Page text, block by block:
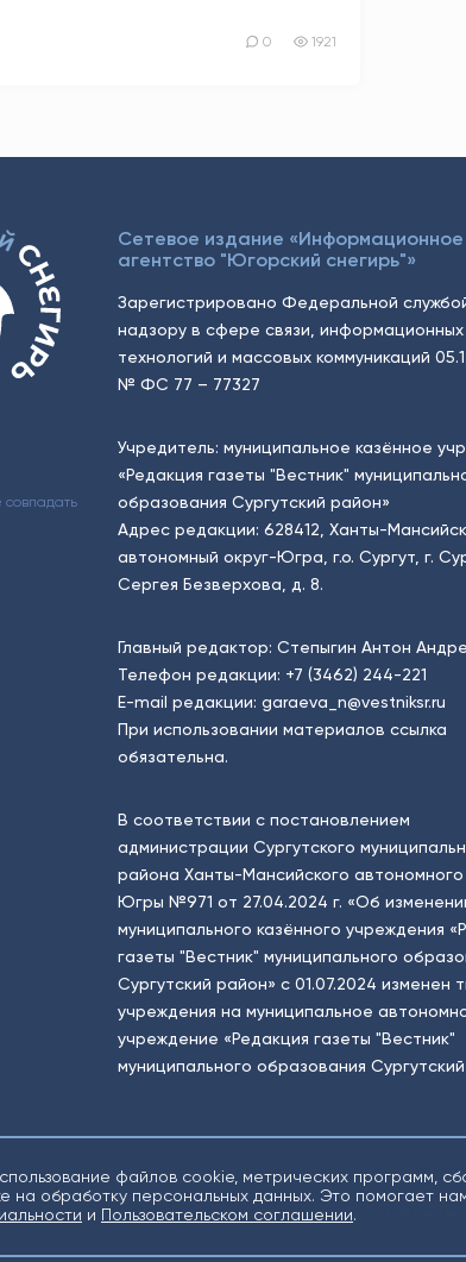
0 1921
Сетевое издание «Информационное
агентство "Югорский снегирь"»
Зарегистрировано Федеральной
надзору в сфере связи, информационных
технологий и массовых коммуникаций
№ ФС 77 – 77327
Учредитель: муниципальное казённое
«Редакция газеты "Вестник"
образования Сургутский район»
Адрес редакции: 628412, Ханты-
автономный округ-Югра, г.о. Сургут, г.
Сергея Безверхова, д. 8.
Главный редактор: Степыгин Антон
Телефон редакции: +7 (3462) 244-221
E-mail редакции: garaeva_n@vestniksr.ru
При использовании материалов ссылка
обязательна.
В соответствии с постановлением
администрации Сургутского
района Ханты-Мансийского автономного
Югры №971 от 27.04.2024 г. «Об
муниципального казённого учреждения
газеты "Вестник" муниципального
Сургутский район» с 01.07.2024 изменен
учреждения на муниципальное
учреждение «Редакция газеты "Вестник"
муниципального образования
издание Информационное агентство «Югорский
файлов cookie, метрических программ,
на обработку персональных данных. Это помогает
и Пользовательском соглашении.